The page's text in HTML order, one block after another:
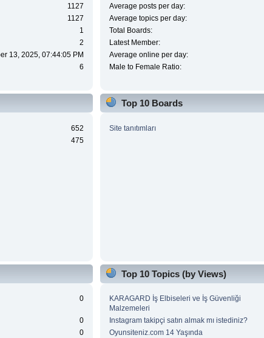
1127
1127
1
2
13, 2025, 07:44:05 PM
6
Average posts per day:
Average topics per day:
Total Boards:
Latest Member:
Average online per day:
Male to Female Ratio:
652
475
Top 10 Boards
Site tanıtımları
0
0
0
Top 10 Topics (by Views)
KARAGARD İş Elbiseleri ve İş Güvenliği
Malzemeleri
Instagram takipçi satın almak mı istediniz?
Oyunsiteniz.com 14 Yaşında